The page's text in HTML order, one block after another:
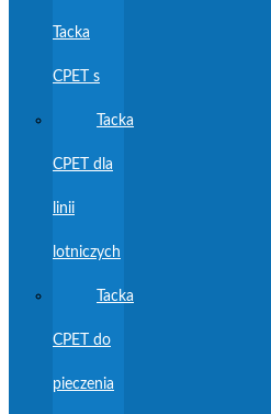
Tacka
CPET s
Tacka
CPET dla
linii
lotniczych
Tacka
CPET do
pieczenia